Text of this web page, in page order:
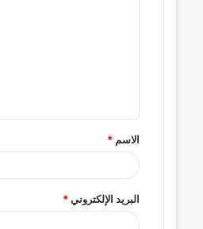
ق
*
الاسم *
البريد الإلكتروني*